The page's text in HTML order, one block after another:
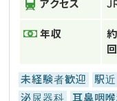
アクセス
年収
未経験者歓迎 駅近
泌尿器科
耳鼻咽